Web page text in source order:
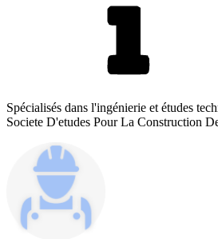
Spécialisés dans l'ingénierie et études
Societe D'etudes Pour La Construction